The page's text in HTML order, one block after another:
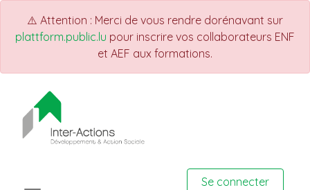
⚠️ Attention : Merci de vous rendre dorénavant sur
plattform.public.lu pour inscrire vos collaborateurs ENF
et AEF aux formations.
Se connecter